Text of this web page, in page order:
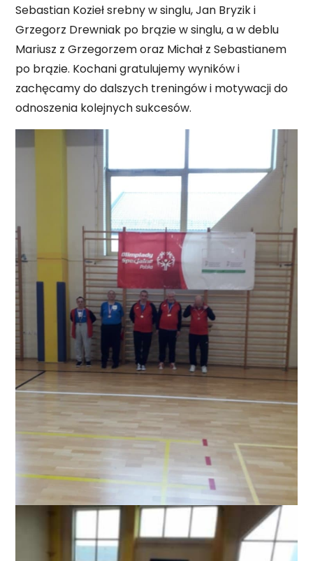
Sebastian Kozieł srebny w singlu, Jan Bryzik i
Grzegorz Drewniak po brązie w singlu, a w deblu
Mariusz z Grzegorzem oraz Michał z Sebastianem
po brązie. Kochani gratulujemy wyników i
zachęcamy do dalszych treningów i motywacji do
odnoszenia kolejnych sukcesów.